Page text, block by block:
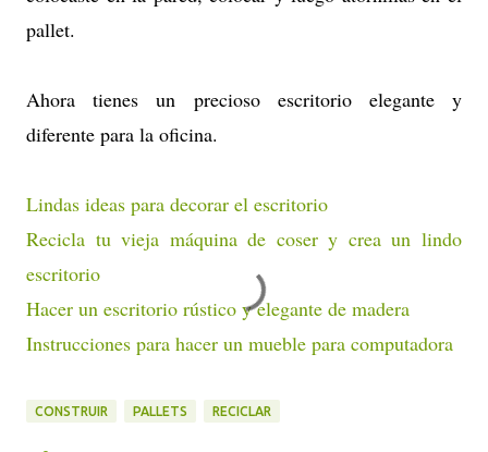
pallet.
Ahora tienes un precioso escritorio elegante y
diferente para la oficina.
Lindas ideas para decorar el escritorio
Recicla tu vieja máquina de coser y crea un lindo
escritorio
Hacer un escritorio rústico y elegante de madera
Instrucciones para hacer un mueble para computadora
CONSTRUIR PALLETS RECICLAR